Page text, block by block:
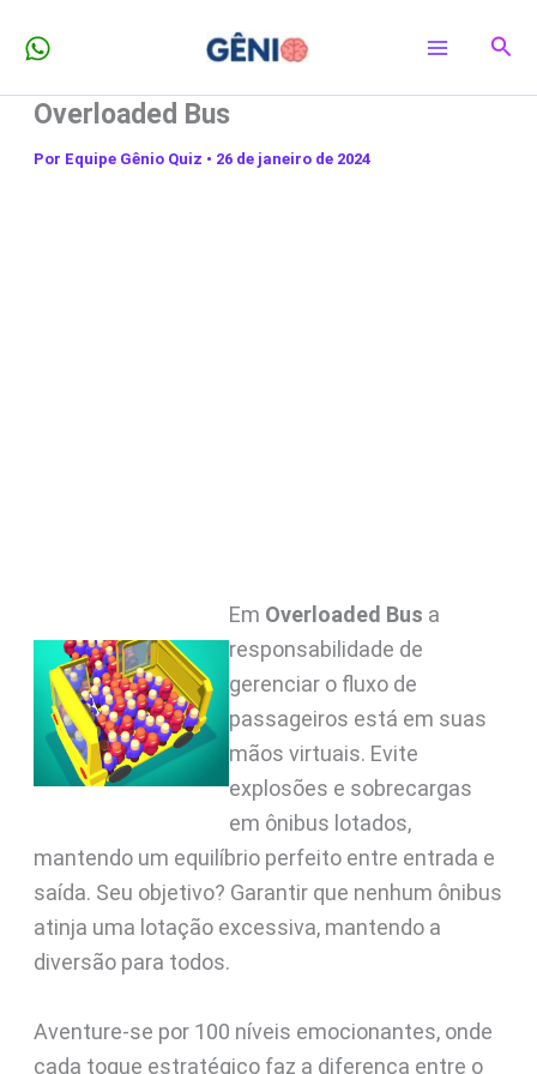
para
conteúdo
Overloaded Bus
Por Equipe Gênio Quiz • 26 de janeiro de 2024
Em Overloaded Bus a
responsabilidade de
gerenciar o fluxo de
passageiros está em suas
mãos virtuais. Evite
explosões e sobrecargas
em ônibus lotados,
mantendo um equilíbrio perfeito entre entrada e
saída. Seu objetivo? Garantir que nenhum ônibus
atinja uma lotação excessiva, mantendo a
diversão para todos.
Aventure-se por 100 níveis emocionantes, onde
cada toque estratégico faz a diferença entre o